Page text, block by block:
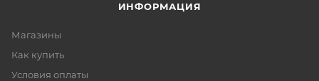
ИНФОРМАЦИЯ
Магазины
Как купить
Условия оплаты